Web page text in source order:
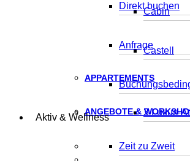
Cabin
Castell
APPARTEMENTS
3 Luxus-
Direkt buchen
Anfrage
ANGEBOTE &
Zeit zu Zweit
Aktiv & Wellness